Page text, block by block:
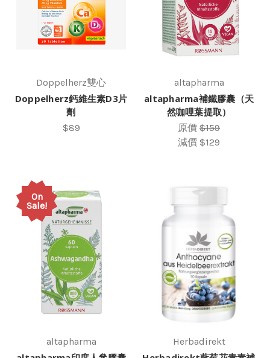
Doppelherz雙心
Doppelherz鈣維生素D3片
劑
$89
altapharma
altapharma補鐵膠囊（天
然咖哩葉提取）
原價 $159
減價 $129
On
Sale!
altapharma Herbadirekt